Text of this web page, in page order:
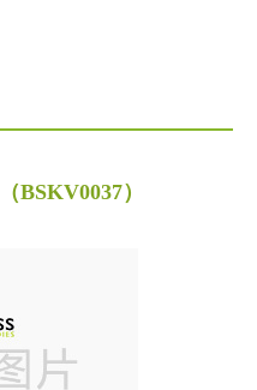
（BSKV0037）